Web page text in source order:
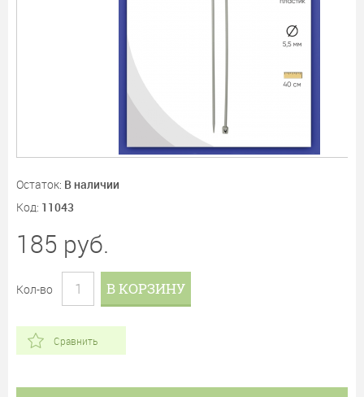
Остаток: В наличии
Код: 11043
185 руб.
Кол-во В КОРЗИНУ
Сравнить